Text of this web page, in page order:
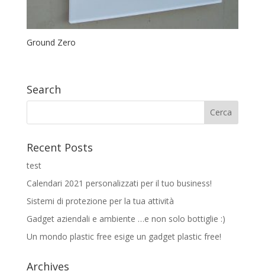
Ground Zero
Search
Recent Posts
test
Calendari 2021 personalizzati per il tuo business!
Sistemi di protezione per la tua attività
Gadget aziendali e ambiente …e non solo bottiglie :)
Un mondo plastic free esige un gadget plastic free!
Archives